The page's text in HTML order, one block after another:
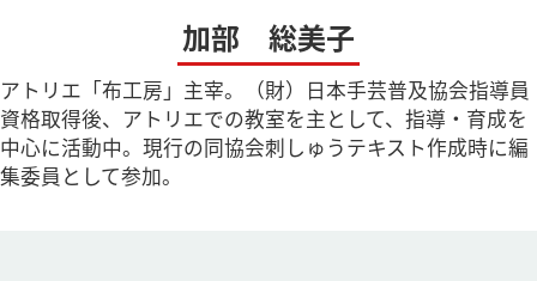
加部 総美子
アトリエ「布工房」主宰。（財）日本手芸普及協会指導員
資格取得後、アトリエでの教室を主として、指導・育成を
中心に活動中。現行の同協会刺しゅうテキスト作成時に編
集委員として参加。